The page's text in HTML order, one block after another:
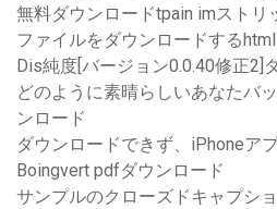
無料ダウンロードtpain imストリ
ファイルをダウンロードする
Dis純度[バージョン0.0.40修正2]
どのように素晴らしいあなたバ
ンロード
ダウンロードできず、iPhoneア
Boingvert pdfダウンロード
サンプルのクローズドキャプシ